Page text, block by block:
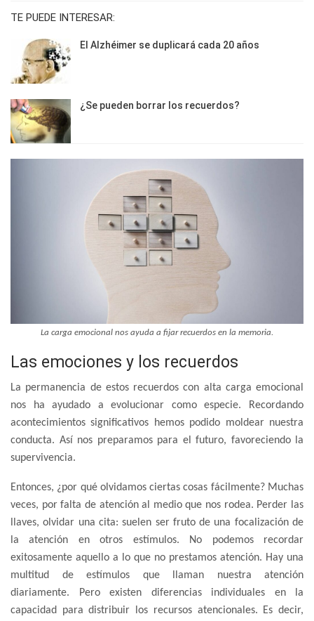
TE PUEDE INTERESAR:
El Alzhéimer se duplicará cada 20 años
¿Se pueden borrar los recuerdos?
La carga emocional nos ayuda a fijar recuerdos en la memoria.
Las emociones y los recuerdos
La permanencia de estos recuerdos con alta carga emocional
nos ha ayudado a evolucionar como especie. Recordando
acontecimientos significativos hemos podido moldear nuestra
conducta. Así nos preparamos para el futuro, favoreciendo la
supervivencia.
Entonces, ¿por qué olvidamos ciertas cosas fácilmente? Muchas
veces, por falta de atención al medio que nos rodea. Perder las
llaves, olvidar una cita: suelen ser fruto de una focalización de
la atención en otros estímulos. No podemos recordar
exitosamente aquello a lo que no prestamos atención. Hay una
multitud de estímulos que llaman nuestra atención
diariamente. Pero existen diferencias individuales en la
capacidad para distribuir los recursos atencionales. Es decir,